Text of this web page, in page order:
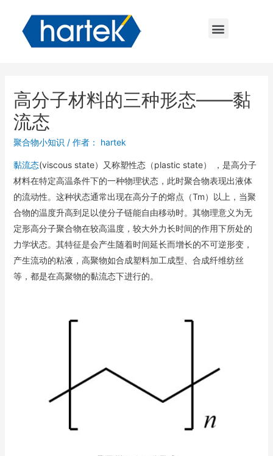
高分子材料的三种形态——黏
流态
聚合物小知识 / 作者： hartek
黏流态(viscous state）又称塑性态（plastic state） ，是高分子
材料在特定高温条件下的一种物理状态，此时聚合物表现出液体
的流动性。这种状态通常出现在高分子的熔点（Tm）以上，当聚
合物的温度升高到足以使分子链能自由移动时。其物理意义为无
定形高分子聚合物在较高温度，较大外力长时间的作用下所处的
力学状态。其特征是会产生随着时间延长而增长的不可逆形变，
产生流动的粘液，高聚物如合成塑料加工成型、合成纤维纺丝
等，都是在高聚物的黏流态下进行的。